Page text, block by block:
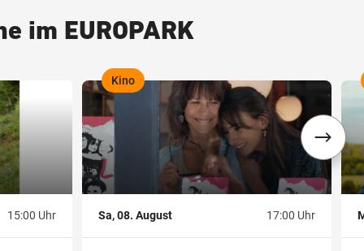
im EUROPARK
15:00 Uhr
,
Kino
Sa, 08. August 17:00 Uhr
,